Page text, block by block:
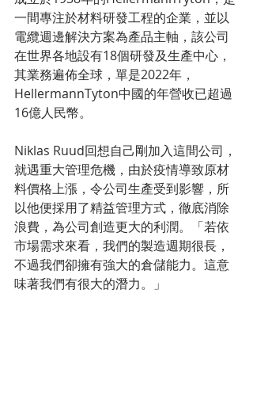
一間專注於材料研發工程的企業，並以
電纜週邊解決方案為產品主軸，該公司
在世界各地設有18個研發及生產中心，
其業務遍佈全球，單是2022年，
HellermannTyton中國的年營收已超過
16億人民幣。
Niklas Ruud回想自己剛加入這間公司，
就遇重大管理危機，由於疫情導致原材
料價格上漲，令公司生產受到影響，所
以他便採用了精益管理方式，徹底消除
浪費，為公司創造更大的利潤。「若依
市場需求來看，我們的製造週期很長，
不過我們卻擁有強大的倉儲能力。這意
味著我們有很大的潛力。」